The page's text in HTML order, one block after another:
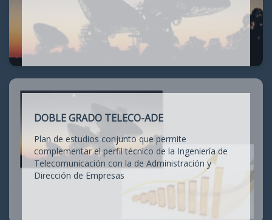
DOBLE GRADO TELECO-ADE
Plan de estudios conjunto que permite
complementar el perfil técnico de la Ingeniería de
Telecomunicación con la de Administración y
Dirección de Empresas